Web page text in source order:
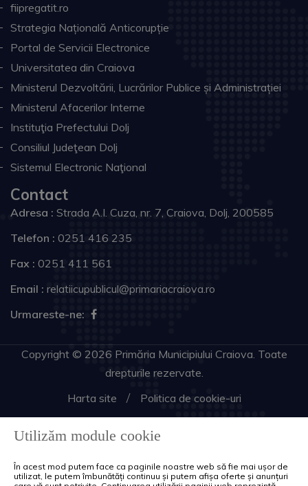
fiipregatit.ro
Strategia Națională Anticorupție
Portal de Servicii Electronice
Universitatea din Craiova
Ministerul Dezvoltării, Lucrărilor Publice și Administrației
Ministerul Afacerilor Interne
Instituţia Prefectului Dolj
Consiliul Judeţean Dolj
Sistemul Electronic Naţional
Contact
Adresa : Strada A.I. Cuza, nr. 7, Craiova, Dolj, 200585
Telefon : 0251 416 235
Fax : 0251 411 561
Email : relatiicupublicul@primariacraiova.ro
Urmareste-ne:
Copyright © 2026 Primăria Municipiului Craiova. Toate
drepturile rezervate.
Harta site
Politica de cookie-uri
Utilizăm module cookie
În acest mod putem face ca paginile noastre web să fie mai ușor de
utilizat, le putem îmbunătăți continuu și putem afișa oferte și anunțuri